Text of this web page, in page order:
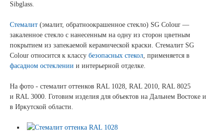
Продукция
Листовое стекло
Стекло для строительства и интерьера
Стекло для мебели, оборудования и бытовой техники
Комплектующие для переработки стекла
Светопрозрачные конструкции для розничных
Sibglass.
Стемалит (эмалит, обратноокрашенное стекло) SG Colour —
закаленное стекло с нанесенным на одну из сторон цветным
покрытием из запекаемой керамической краски. Стемалит SG
Colour относится к классу безопасных стекол, применяется в
фасадном остеклении и интерьерной отделке.
На фото - стемалит оттенков RAL 1028, RAL 2010, RAL 8025
и RAL 3000. Готовим изделия для объектов на Дальнем Востоке и
в Иркутской области.